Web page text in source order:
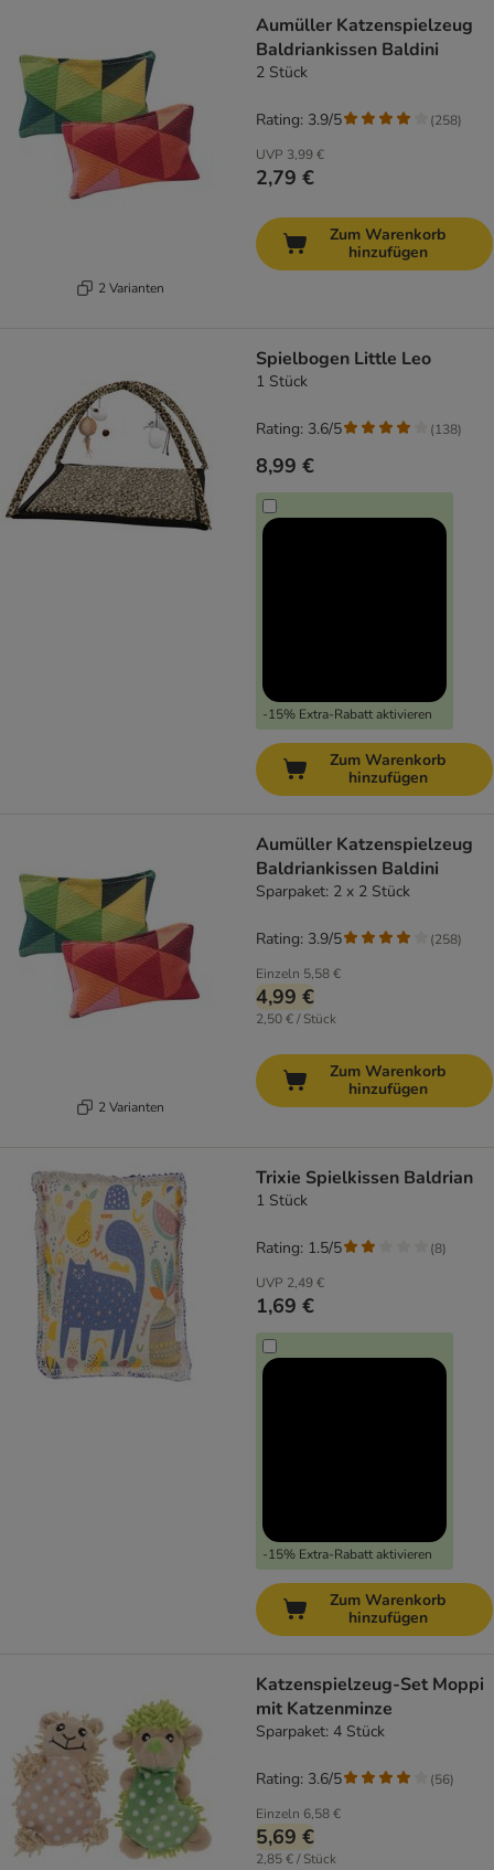
2 Varianten
Aumüller Katzenspielzeug
Baldriankissen Baldini
2 Stück
UVP 3,99 €
2,79 €
Rating: 3.9/5 (258)
Zum Warenkorb
hinzufügen
Spielbogen Little Leo
1 Stück
8,99 €
-15% Extra-Rabatt aktivieren
Rating: 3.6/5 (138)
Zum Warenkorb
hinzufügen
2 Varianten
Aumüller Katzenspielzeug
Baldriankissen Baldini
Sparpaket: 2 x 2 Stück
Einzeln 5,58 €
4,99 €
2,50 € / Stück
Rating: 3.9/5 (258)
Zum Warenkorb
hinzufügen
Trixie Spielkissen Baldrian
1 Stück
UVP 2,49 €
1,69 €
-15% Extra-Rabatt aktivieren
Rating: 1.5/5 (8)
Zum Warenkorb
hinzufügen
Katzenspielzeug-Set Moppi
mit Katzenminze
Sparpaket: 4 Stück
Einzeln 6,58 €
5,69 €
2,85 € / Stück
Rating: 3.6/5 (56)